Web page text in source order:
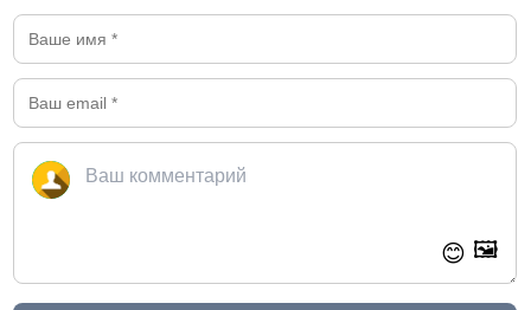
😊 🖼️